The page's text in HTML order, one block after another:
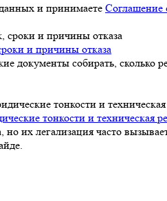
и принимаете Соглашение
и причины отказа
документы собирать,
тонкости и техническая
их легализация часто